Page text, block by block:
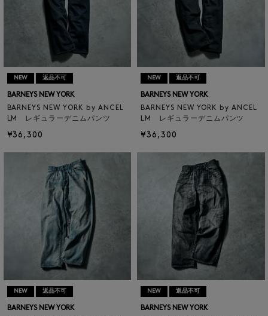
NEW 返品不可
BARNEYS NEW YORK
BARNEYS NEW YORK by ANCEL
LM レギュラーデニムパンツ
¥36,300
NEW 返品不可
BARNEYS NEW YORK
BARNEYS NEW YORK by ANCEL
LM レギュラーデニムパンツ
¥36,300
NEW 返品不可
BARNEYS NEW YORK
NEW 返品不可
BARNEYS NEW YORK